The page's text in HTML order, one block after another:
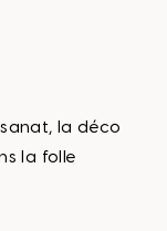
la déco
la folle